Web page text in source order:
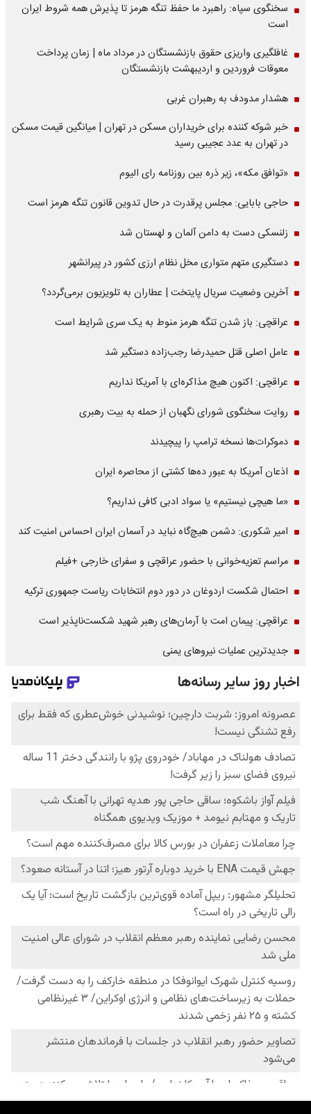
سخنگوی سپاه: راهبرد ما حفظ تنگه هرمز تا پذیرش همه شروط ایران
است
غافلگیری واریزی حقوق بازنشستگان در مرداد ماه | زمان پرداخت
معوقات فروردین و اردیبهشت بازنشستگان
هشدار مدودف به رهبران غربی
خبر شوکه کننده برای خریداران مسکن در تهران | میانگین قیمت مسکن
در تهران به عدد عجیبی رسید
«توافق مکه»، زیر ذره بین روزنامه رای الیوم
حاجی بابایی: مجلس پرقدرت در حال تدوین قانون تنگه هرمز است
زلنسکی دست به دامن آلمان و لهستان شد
دستگیری متهم متواری مخل نظام ارزی کشور در پیرانشهر
آخرین وضعیت سریال پایتخت | عطاران به تلویزیون برمی‌گردد؟
عراقچی: باز شدن تنگه هرمز منوط به یک سری شرایط است
عامل اصلی قتل حمیدرضا رجب‌زاده دستگیر شد
عراقچی: اکنون هیچ مذاکره‌ای با آمریکا نداریم
روایت سخنگوی شورای نگهبان از حمله به بیت رهبری
دموکرات‌ها نسخه ترامپ را پیچیدند
اذعان آمریکا به عبور ده‌ها کشتی از محاصره ایران
«ما هیچی نیستیم» یا سواد ادبی کافی نداریم؟
امیر شکوری: دشمن هیچ‌گاه نباید در آسمان ایران احساس امنیت کند
مراسم تعزیه‌خوانی با حضور عراقچی و سفرای خارجی +فیلم
احتمال شکست اردوغان در دور دوم انتخابات ریاست جمهوری ترکیه
عراقچی: پیمان امت با آرمان‌های رهبر شهید شکست‌ناپذیر است
جدیدترین عملیات نیروهای یمنی